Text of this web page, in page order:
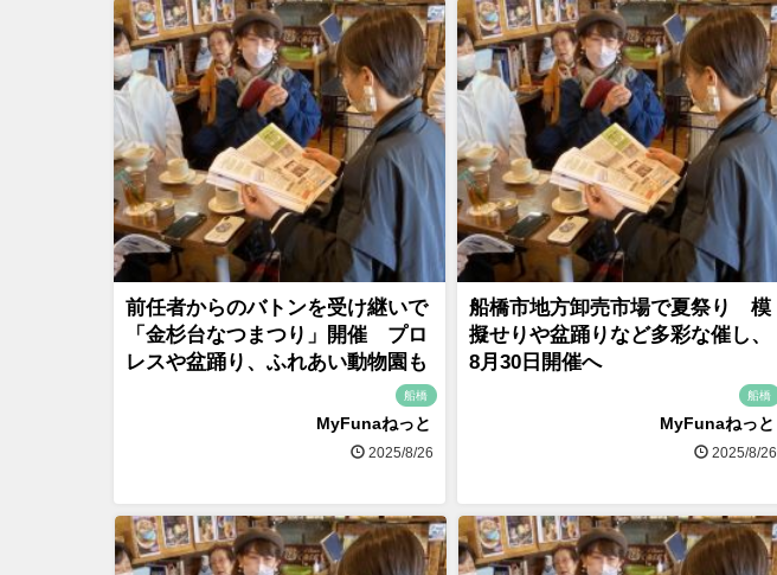
前任者からのバトンを受け継いで
「金杉台なつまつり」開催 プロ
レスや盆踊り、ふれあい動物園も
船橋
MyFunaねっと
2025/8/26
船橋市地方卸売市場で夏祭り 模
擬せりや盆踊りなど多彩な催し、
8月30日開催へ
船橋
MyFunaねっと
2025/8/26